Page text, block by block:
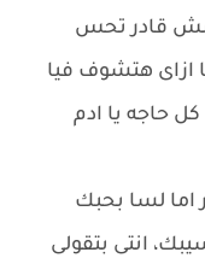
مش قادر تحس
ازاى هتشوف فيا
حاجه يا ادم
اما لسا بحبك
انتى بتقولى